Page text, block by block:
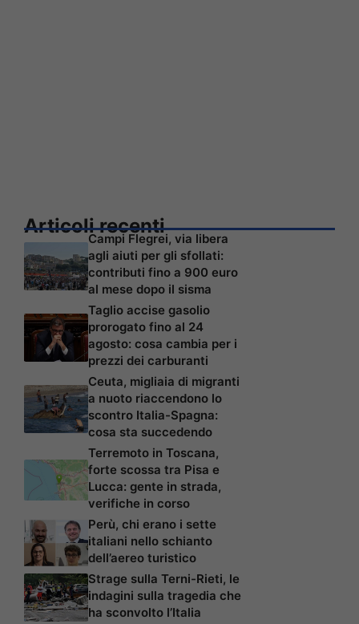
Articoli recenti
Campi Flegrei, via libera
agli aiuti per gli sfollati:
contributi fino a 900 euro
al mese dopo il sisma
Taglio accise gasolio
prorogato fino al 24
agosto: cosa cambia per i
prezzi dei carburanti
Ceuta, migliaia di migranti
a nuoto riaccendono lo
scontro Italia-Spagna:
cosa sta succedendo
Terremoto in Toscana,
forte scossa tra Pisa e
Lucca: gente in strada,
verifiche in corso
Perù, chi erano i sette
italiani nello schianto
dell’aereo turistico
Strage sulla Terni-Rieti, le
indagini sulla tragedia che
ha sconvolto l’Italia